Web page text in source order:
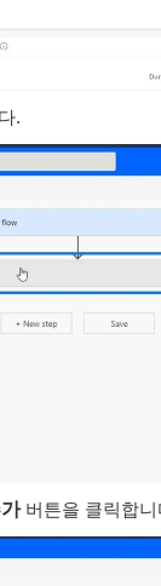
.
버튼을 클릭합니